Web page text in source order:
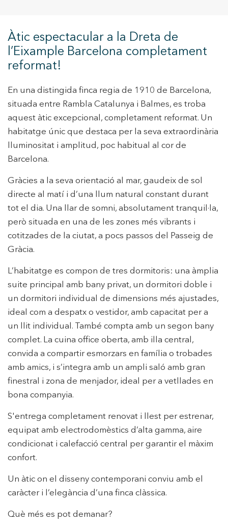
Àtic espectacular a la Dreta de
l’Eixample Barcelona completament
reformat!
En una distingida finca regia de 1910 de Barcelona,
situada entre Rambla Catalunya i Balmes, es troba
aquest àtic excepcional, completament reformat. Un
habitatge únic que destaca per la seva extraordinària
lluminositat i amplitud, poc habitual al cor de
Barcelona.
Gràcies a la seva orientació al mar, gaudeix de sol
directe al matí i d’una llum natural constant durant
tot el dia. Una llar de somni, absolutament tranquil·la,
però situada en una de les zones més vibrants i
cotitzades de la ciutat, a pocs passos del Passeig de
Gràcia.
L’habitatge es compon de tres dormitoris: una àmplia
suite principal amb bany privat, un dormitori doble i
un dormitori individual de dimensions més ajustades,
ideal com a despatx o vestidor, amb capacitat per a
un llit individual. També compta amb un segon bany
complet. La cuina office oberta, amb illa central,
convida a compartir esmorzars en família o trobades
amb amics, i s’integra amb un ampli saló amb gran
finestral i zona de menjador, ideal per a vetllades en
bona companyia.
S'entrega completament renovat i llest per estrenar,
equipat amb electrodomèstics d’alta gamma, aire
condicionat i calefacció central per garantir el màxim
confort.
Un àtic on el disseny contemporani conviu amb el
caràcter i l’elegància d’una finca clàssica.
Què més es pot demanar?
Modificar cookies
Tècniques i funcionals Sempre activades
Aquest lloc web utilitza cookies pròpies per recopilar
informació amb la finalitat de millorar els nostres serveis.
Si continua navegant, suposa l'acceptació de la instal·lació
navegador podent, si així ho desitja, impedir que siguin
instal·lades al disc dur, encara que haurà de tenir en
compte que aquesta acció podrà ocasionar dificultats de
navegació de la pàgina web.
Analítiques i personalització
Permeten fer el seguiment i l'anàlisi del comportament
dels usuaris d'aquest lloc web. La informació recollida
mitjançant aquest tipus de cookies s'utilitza en el
perfils de navegació dels usuaris per introduir millores en
funció de l'anàlisi de les dades d'ús que fan els usuaris del